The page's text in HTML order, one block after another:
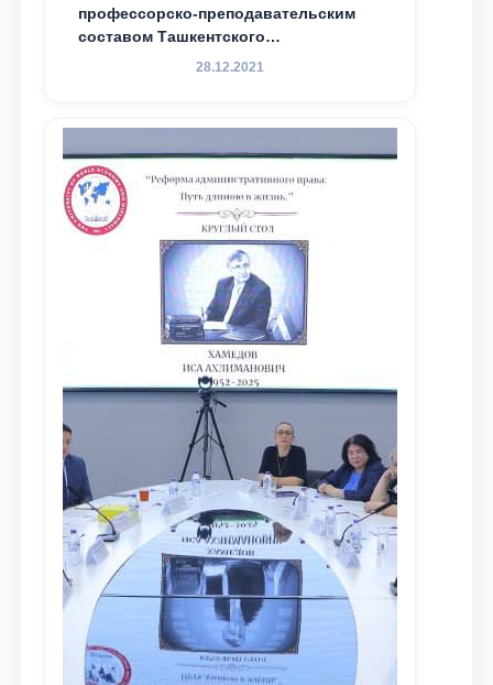
профессорско-преподавательским
составом Ташкентского
государственного юридического
доведения до международного
сообщества результатов реформ и
исследований в сфере
противодействия коррупции
28.12.2021